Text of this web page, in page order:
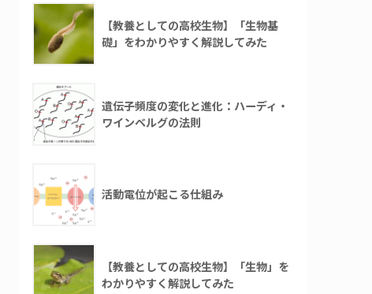
【教養としての高校生物】「生物基
礎」をわかりやすく解説してみた
遺伝子頻度の変化と進化：ハーディ・
ワインベルグの法則
活動電位が起こる仕組み
【教養としての高校生物】「生物」を
わかりやすく解説してみた